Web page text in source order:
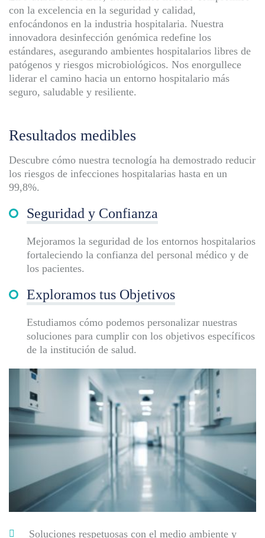
con la excelencia en la seguridad y calidad,
enfocándonos en la industria hospitalaria. Nuestra
innovadora desinfección genómica redefine los
estándares, asegurando ambientes hospitalarios libres de
patógenos y riesgos microbiológicos. Nos enorgullece
liderar el camino hacia un entorno hospitalario más
seguro, saludable y resiliente.
Resultados medibles
Descubre cómo nuestra tecnología ha demostrado reducir
los riesgos de infecciones hospitalarias hasta en un
99,8%.
Seguridad y Confianza
Mejoramos la seguridad de los entornos hospitalarios
fortaleciendo la confianza del personal médico y de
los pacientes.
Exploramos tus Objetivos
Estudiamos cómo podemos personalizar nuestras
soluciones para cumplir con los objetivos específicos
de la institución de salud.
Soluciones respetuosas con el medio ambiente y